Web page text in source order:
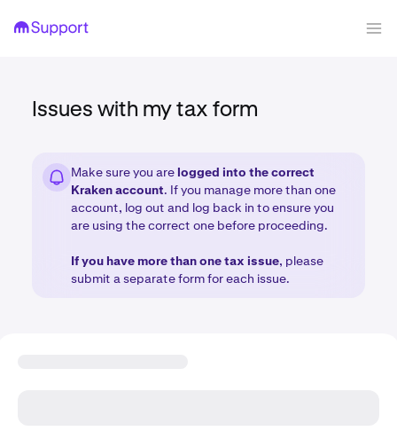
Issues with my tax form
Make sure you are logged into the correct
Kraken account. If you manage more than one
account, log out and log back in to ensure you
are using the correct one before proceeding.
If you have more than one tax issue, please
submit a separate form for each issue.